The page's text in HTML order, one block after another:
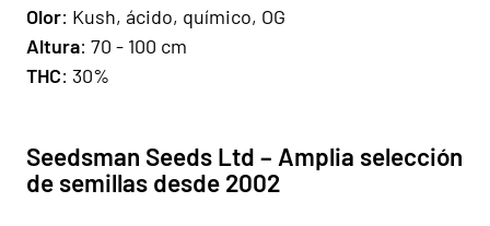
Olor: Kush, ácido, químico, OG
Altura: 70 - 100 cm
THC: 30%
Seedsman Seeds Ltd – Amplia selección
de semillas desde 2002